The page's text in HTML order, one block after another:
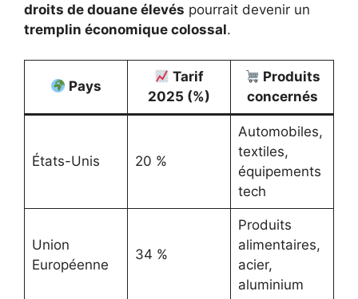
droits de douane élevés pourrait devenir un
tremplin économique colossal.
Pays
Tarif
2025 (%)
Produits
concernés
États-Unis 20 %
Automobiles,
textiles,
équipements
tech
Union
Européenne
34 %
Produits
alimentaires,
acier,
aluminium